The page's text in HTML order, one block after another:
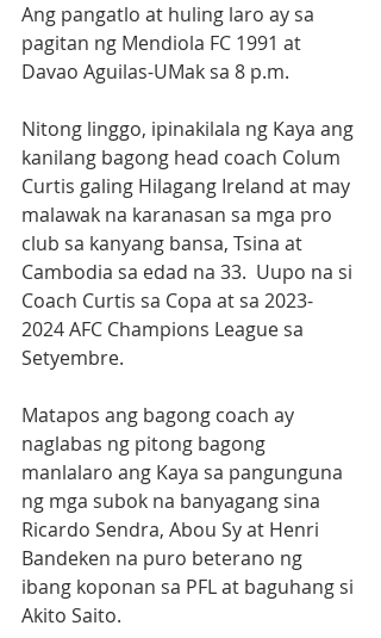
Ang pangatlo at huling laro ay sa
pagitan ng Mendiola FC 1991 at
Davao Aguilas-UMak sa 8 p.m.
Nitong linggo, ipinakilala ng Kaya ang
kanilang bagong head coach Colum
Curtis galing Hilagang Ireland at may
malawak na karanasan sa mga pro
club sa kanyang bansa, Tsina at
Cambodia sa edad na 33.  Uupo na si
Coach Curtis sa Copa at sa 2023-
2024 AFC Champions League sa
Setyembre.
Matapos ang bagong coach ay
naglabas ng pitong bagong
manlalaro ang Kaya sa pangunguna
ng mga subok na banyagang sina
Ricardo Sendra, Abou Sy at Henri
Bandeken na puro beterano ng
ibang koponan sa PFL at baguhang si
Akito Saito.